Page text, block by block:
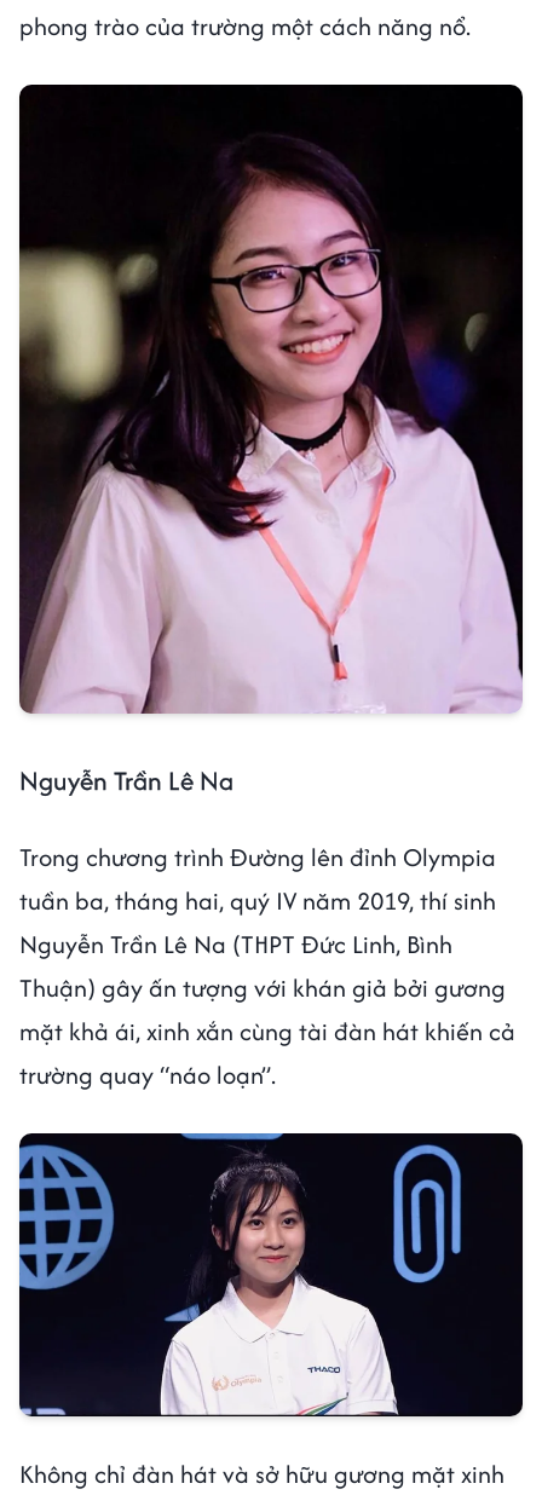
phong trào của trường một cách năng nổ.
Nguyễn Trần Lê Na
Trong chương trình Đường lên đỉnh Olympia
tuần ba, tháng hai, quý IV năm 2019, thí sinh
Nguyễn Trần Lê Na (THPT Đức Linh, Bình
Thuận) gây ấn tượng với khán giả bởi gương
mặt khả ái, xinh xắn cùng tài đàn hát khiến cả
trường quay “náo loạn”.
Không chỉ đàn hát và sở hữu gương mặt xinh